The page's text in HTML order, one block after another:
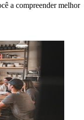
a compreender melhor